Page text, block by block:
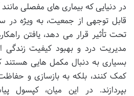
در دنیایی که بیماری های مفصلی
قابل توجهی از جمعیت، به ویژه در
تحت تأثیر قرار می دهد، یافتن
مدیریت درد و بهبود کیفیت زندگی
بسیاری به دنبال مکمل هایی هستند
کمک کنند، بلکه به بازسازی و